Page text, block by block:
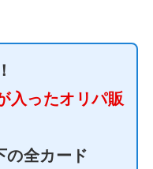
入ったオリパ販
全カード